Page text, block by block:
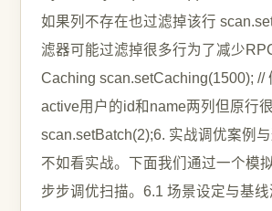
如果列不存在也过滤掉该行
滤器可能过滤掉很多行为了减少
Caching scan.setCaching(1500); //
active用户的id和name两列但原行
scan.setBatch(2);6. 实战调优案例
不如看实战。下面我们通过一个模
步步调优扫描。6.1 场景设定与基